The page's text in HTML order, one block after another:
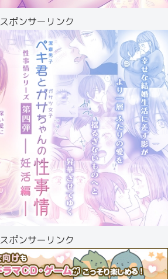
スポンサーリンク
スポンサーリンク